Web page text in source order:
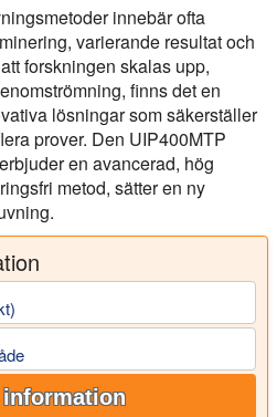
innebär ofta
varierande resultat och
forskningen skalas upp,
finns det en
lösningar som säkerställer
prover. Den UIP400MTP
en avancerad, hög
metod, sätter en ny
information